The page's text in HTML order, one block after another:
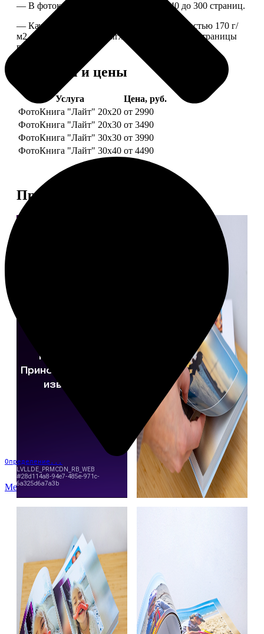
Определение...
Меню
— В фотокниге можно разместить от 40 до 300 страниц.
— Качественная мелованная бумага плотностью 170 г/
м2, то есть страницы выглядят, как плотные страницы
глянцевого журнала.
Форматы и цены
Услуга
Цена, руб.
ФотоКнига "Лайт" 20x20 от 2990
ФотоКнига "Лайт" 20x30 от 3490
ФотоКнига "Лайт" 30x30 от 3990
ФотоКнига "Лайт" 30x40 от 4490
Примеры работ